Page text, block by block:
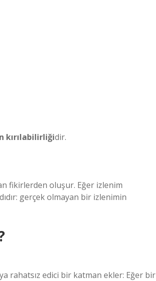
kırılabilirliğidir.
fikirlerden oluşur. Eğer izlenim
gerçek olmayan bir izlenimin
rahatsız edici bir katman ekler: Eğer bir